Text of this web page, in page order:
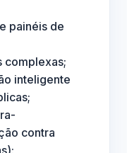
painéis de
complexas;
inteligente
contra